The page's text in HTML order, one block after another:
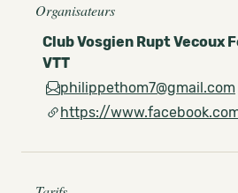
Organisateurs
Club Vosgien Rupt Vecoux
VTT
philippethom7@gmail.com
https://